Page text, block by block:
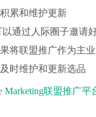
累和维护更新
通过人际圈子邀请
将联盟推广作为主
时维护和更新选品
Marketing联盟推广平